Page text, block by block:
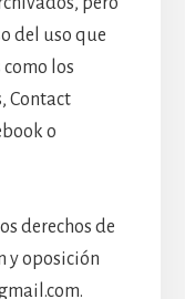
del uso que
los
Contact
o
derechos de
y oposición